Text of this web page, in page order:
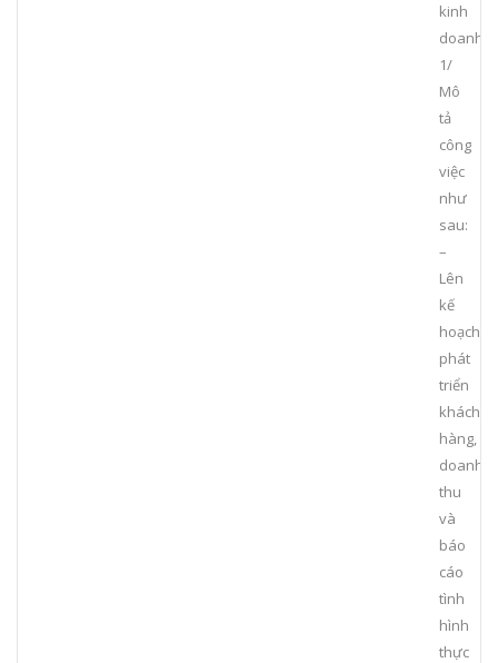
kinh
doanh
1/
Mô
tả
công
việc
như
sau:
–
Lên
kế
hoạch
phát
triển
khách
hàng,
doanh
thu
và
báo
cáo
tình
hình
thực